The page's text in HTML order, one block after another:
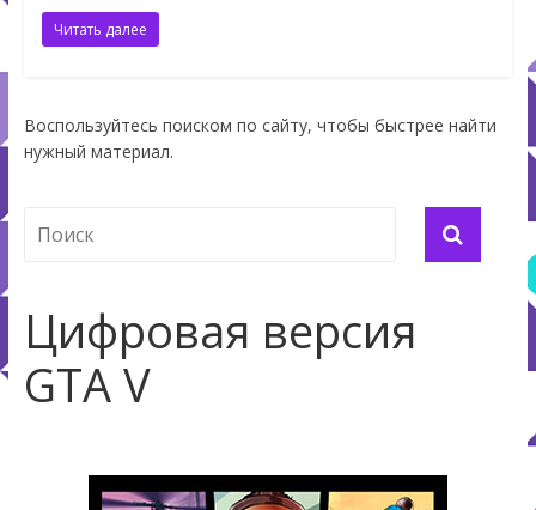
Читать далее
Воспользуйтесь поиском по сайту, чтобы быстрее найти
нужный материал.
Цифровая версия
GTA V